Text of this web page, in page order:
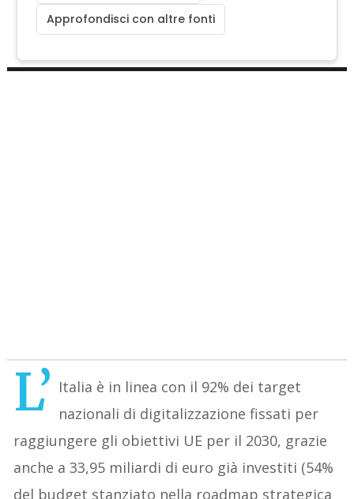
Approfondisci con altre fonti
L’ Italia è in linea con il 92% dei target
nazionali di digitalizzazione fissati per
raggiungere gli obiettivi UE per il 2030, grazie
anche a 33,95 miliardi di euro già investiti (54%
del budget stanziato nella roadmap strategica